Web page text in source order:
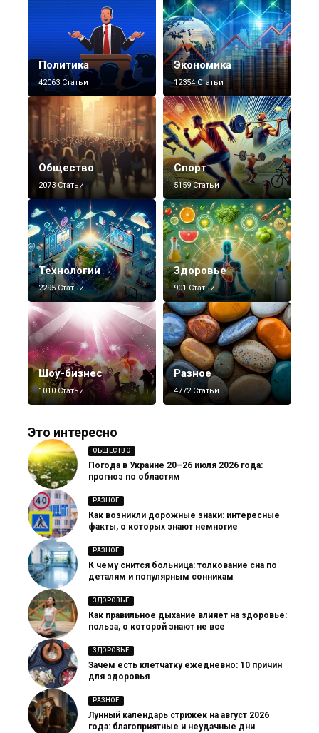
Политика
42063 Статьи
Экономика
12354 Статьи
Общество
2073 Статьи
Спорт
5159 Статьи
Технологии
2295 Статьи
Здоровье
901 Статьи
Шоу-бизнес
1010 Статьи
Разное
4772 Статьи
Это интересно
ОБЩЕСТВО
Погода в Украине 20–26 июля 2026 года:
прогноз по областям
РАЗНОЕ
Как возникли дорожные знаки: интересные
факты, о которых знают немногие
РАЗНОЕ
К чему снится больница: толкование сна по
деталям и популярным сонникам
ЗДОРОВЬЕ
Как правильное дыхание влияет на здоровье:
польза, о которой знают не все
ЗДОРОВЬЕ
Зачем есть клетчатку ежедневно: 10 причин
для здоровья
РАЗНОЕ
Лунный календарь стрижек на август 2026
года: благоприятные и неудачные дни